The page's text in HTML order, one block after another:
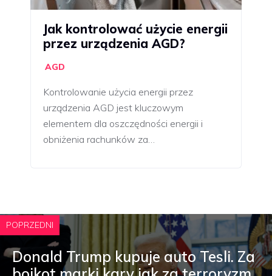
Jak kontrolować użycie energii
przez urządzenia AGD?
AGD
Kontrolowanie użycia energii przez
urządzenia AGD jest kluczowym
elementem dla oszczędności energii i
obniżenia rachunków za…
POPRZEDNI
Donald Trump kupuje auto Tesli. Za